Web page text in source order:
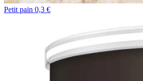
Petit pain 0,3 €